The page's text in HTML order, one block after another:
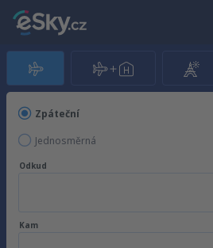
Zpáteční
Jednosměrná
Odkud
Kam